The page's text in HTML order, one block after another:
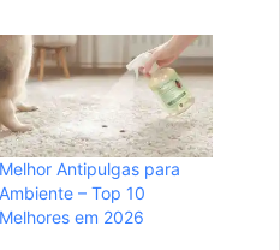
Melhor Antipulgas para
Ambiente – Top 10
Melhores em 2026